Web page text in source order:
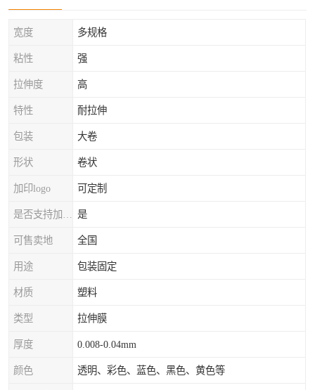
宽度 多规格
粘性 强
拉伸度 高
特性 耐拉伸
包装 大卷
形状 卷状
加印logo 可定制
是
可售卖地 全国
用途 包装固定
材质 塑料
类型 拉伸膜
厚度 0.008-0.04mm
颜色 透明、彩色、蓝色、黑色、黄色等